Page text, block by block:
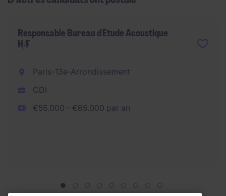
Responsable Bureau d'Etude Acoustique
H/F
Paris-13e-Arrondissement
CDI
€55.000 - €65.000 par an